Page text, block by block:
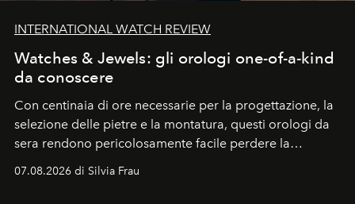
INTERNATIONAL WATCH REVIEW
Watches & Jewels: gli orologi one-of-a-kind
da conoscere
Con centinaia di ore necessarie per la progettazione, la
selezione delle pietre e la montatura, questi orologi da
sera rendono pericolosamente facile perdere la
cognizione del tempo. Ma con quadranti così
07.08.2026 di Silvia Frau